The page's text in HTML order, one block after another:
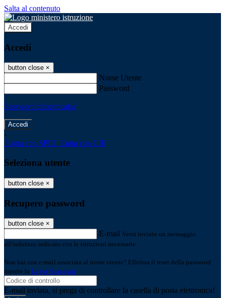
Salta al contenuto
Accedi
Accedi
button close ×
Nome Utente
Password
Password dimenticata?
-
Entra con SPID Entra con CIE
Seleziona utente
button close ×
Recupero password
button close ×
E-mail Verrà inviato un messaggio
all'indirizzo indicato con le istruzioni necessarie.
Non hai una e-mail associata al nome utente? Effettua il reset della password
tramite la Login Spaggiari
E-mail inviata, si prega di controllare la casella di posta elettronica!